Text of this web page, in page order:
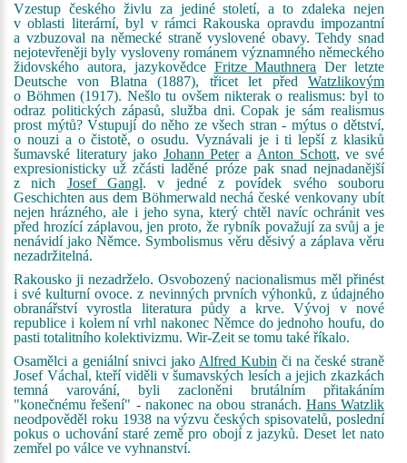
Vzestup českého živlu za jediné století, a to zdaleka nejen
v oblasti literární, byl v rámci Rakouska opravdu impozantní
a vzbuzoval na německé straně vyslovené obavy. Tehdy snad
nejotevřeněji byly vysloveny románem významného německého
židovského autora, jazykovědce Fritze Mauthnera Der letzte
Deutsche von Blatna (1887), třicet let před Watzlikovým
o Böhmen (1917). Nešlo tu ovšem nikterak o realismus: byl to
odraz politických zápasů, služba dni. Copak je sám realismus
prost mýtů? Vstupují do něho ze všech stran - mýtus o dětství,
o nouzi a o čistotě, o osudu. Vyznávali je i ti lepší z klasiků
šumavské literatury jako Johann Petera Anton Schott, ve své
expresionisticky už zčásti laděné próze pak snad nejnadanější
z nich Josef Gangl. v jedné z povídek svého souboru
Geschichten aus dem Böhmerwald nechá české venkovany ubít
nejen hrázného, ale i jeho syna, který chtěl navíc ochránit ves
před hrozící záplavou, jen proto, že rybník považují za svůj a je
nenávidí jako Němce. Symbolismus věru děsivý a záplava věru
nezadržitelná.
Rakousko ji nezadrželo. Osvobozený nacionalismus měl přinést
i své kulturní ovoce. z nevinných prvních výhonků, z údajného
obranářství vyrostla literatura půdy a krve. Vývoj v nové
republice i kolem ní vrhl nakonec Němce do jednoho houfu, do
pasti totalitního kolektivizmu. Wir-Zeit se tomu také říkalo.
Osamělci a geniální snivci jako Alfred Kubin či na české straně
Josef Váchal, kteří viděli v šumavských lesích a jejich zkazkách
temná varování, byli zacloněni brutálním přitakáním
"konečnému řešení" - nakonec na obou stranách. Hans Watzlik
neodpověděl roku 1938 na výzvu českých spisovatelů, poslední
pokus o uchování staré země pro obojí z jazyků. Deset let nato
zemřel po válce ve vyhnanství.